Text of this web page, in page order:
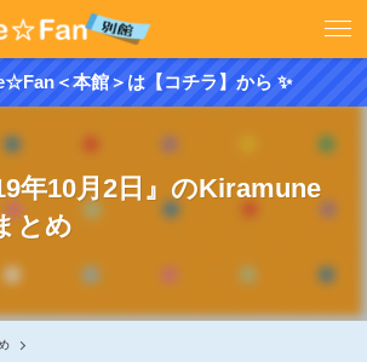
＜本館＞は【コチラ】から ✨
年10月2日』のKiramune
とめ